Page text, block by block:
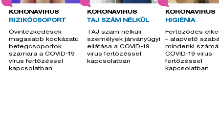
KORONAVÍRUS
RIZIKÓCSOPORT
Óvintézkedések
magasabb kockázatú
betegcsoportok
számára a COVID-19
vírus fertőzéssel
kapcsolatban
KORONAVÍRUS
TAJ SZÁM NÉLKÜL
TAJ szám nélküli
személyek járványügyi
ellátása a COVID-19
vírus fertőzéssel
kapcsolatban
KORONAVÍRUS
HIGIÉNIA
Fertőződés
– alapvető
mindenki
COVID-19 vírus
fertőzéssel
kapcsolatban